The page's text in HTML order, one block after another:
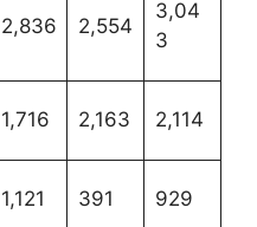
2,836 2,554
3,04
3
1,716 2,163 2,114
1,121 391 929